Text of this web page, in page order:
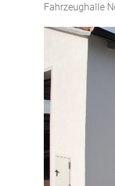
Fahrzeughalle